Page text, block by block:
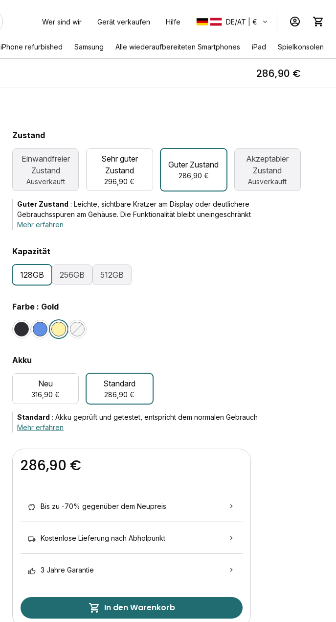
Wer sind wir Gerät verkaufen Hilfe DE/AT | €
iPhone refurbished Samsung Alle wiederaufbereiteten Smartphones iPad Spielkonsolen
286,90 €
Zustand
Einwandfreier
Zustand
Ausverkauft
Sehr guter
Zustand
296,90 €
Guter Zustand
286,90 €
Akzeptabler
Zustand
Ausverkauft
Guter Zustand : Leichte, sichtbare Kratzer am Display oder deutlichere
Gebrauchsspuren am Gehäuse. Die Funktionalität bleibt uneingeschränkt
Mehr erfahren
Kapazität
128GB 256GB 512GB
Farbe : Gold
Akku
Neu
316,90 €
Standard
286,90 €
Standard : Akku geprüft und getestet, entspricht dem normalen Gebrauch
Mehr erfahren
286,90 €
Bis zu -70% gegenüber dem Neupreis
Kostenlose Lieferung nach Abholpunkt
3 Jahre Garantie
In den Warenkorb